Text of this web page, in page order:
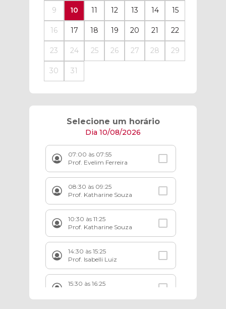
9 10 11 12 13 14 15
16 17 18 19 20 21 22
23 24 25 26 27 28 29
30 31
Selecione um horário
Dia 10/08/2026
07:00 às 07:55
Prof. Evelim Ferreira
08:30 às 09:25
Prof. Katharine Souza
10:30 às 11:25
Prof. Katharine Souza
14:30 às 15:25
Prof. Isabelli Luiz
15:30 às 16:25